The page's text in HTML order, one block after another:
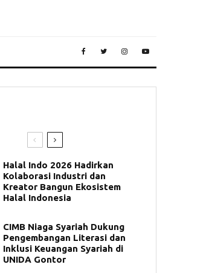
Halal Indo 2026 Hadirkan
Kolaborasi Industri dan
Kreator Bangun Ekosistem
Halal Indonesia
CIMB Niaga Syariah Dukung
Pengembangan Literasi dan
Inklusi Keuangan Syariah di
UNIDA Gontor